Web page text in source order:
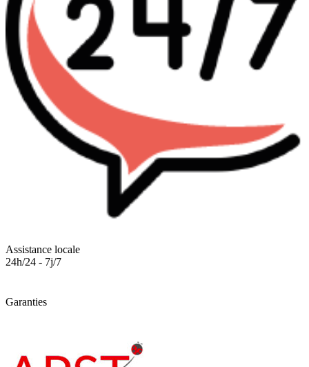
Assistance locale
24h/24 - 7j/7
Garanties